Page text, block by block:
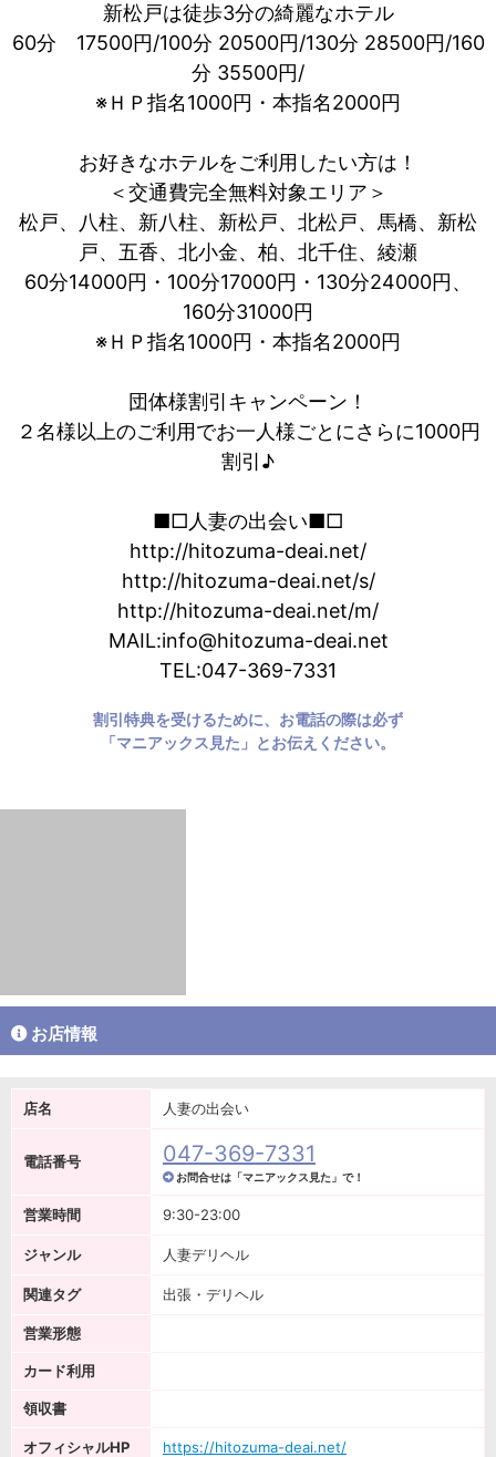
新松戸は徒歩3分の綺麗なホテル
60分 17500円/100分 20500円/130分 28500円/160
分 35500円/
※ＨＰ指名1000円・本指名2000円
お好きなホテルをご利用したい方は！
＜交通費完全無料対象エリア＞
松戸、八柱、新八柱、新松戸、北松戸、馬橋、新松
戸、五香、北小金、柏、北千住、綾瀬
60分14000円・100分17000円・130分24000円、
160分31000円
※ＨＰ指名1000円・本指名2000円
団体様割引キャンペーン！
２名様以上のご利用でお一人様ごとにさらに1000円
割引♪
■□人妻の出会い■□
http://hitozuma-deai.net/
http://hitozuma-deai.net/s/
http://hitozuma-deai.net/m/
MAIL:info@hitozuma-deai.net
TEL:047-369-7331
割引特典を受けるために、お電話の際は必ず
「マニアックス見た」とお伝えください。
お店情報
店名 人妻の出会い
電話番号 047-369-7331
お問合せは「マニアックス見た」で！
営業時間 9:30-23:00
ジャンル 人妻デリヘル
関連タグ 出張・デリヘル
営業形態
カード利用
領収書
オフィシャルHP https://hitozuma-deai.net/